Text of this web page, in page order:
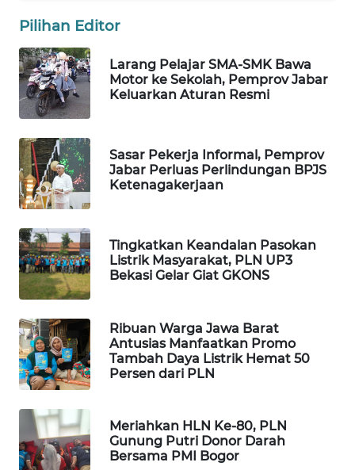
Pilihan Editor
Larang Pelajar SMA-SMK Bawa
Motor ke Sekolah, Pemprov Jabar
Keluarkan Aturan Resmi
Sasar Pekerja Informal, Pemprov
Jabar Perluas Perlindungan BPJS
Ketenagakerjaan
Tingkatkan Keandalan Pasokan
Listrik Masyarakat, PLN UP3
Bekasi Gelar Giat GKONS
Ribuan Warga Jawa Barat
Antusias Manfaatkan Promo
Tambah Daya Listrik Hemat 50
Persen dari PLN
Meriahkan HLN Ke-80, PLN
Gunung Putri Donor Darah
Bersama PMI Bogor
ALPERKLINAS
FORJASIDA
TAMBANG
NEWS
SITUNGIR
NEWS
SIDIKALANG
NEWS
NEWS
METRO
SIANTAR
METRO
MEDAN